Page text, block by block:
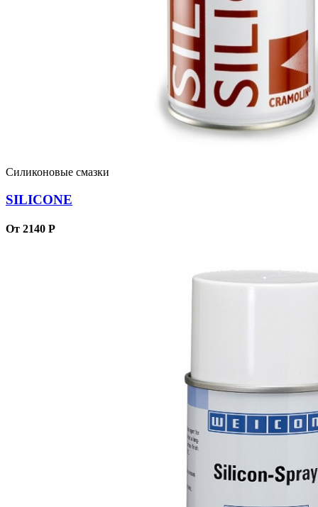
Силиконовые смазки
SILICONE
От 2140 Р